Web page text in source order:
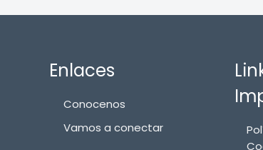
Enlaces
Conocenos
Vamos a conectar